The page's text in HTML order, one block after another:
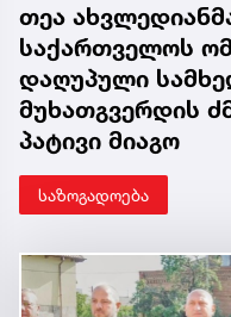
თეა
საქართველოს
დაღუპული
მუხათგვერდის
პატივი მიაგო
საზოგადოება